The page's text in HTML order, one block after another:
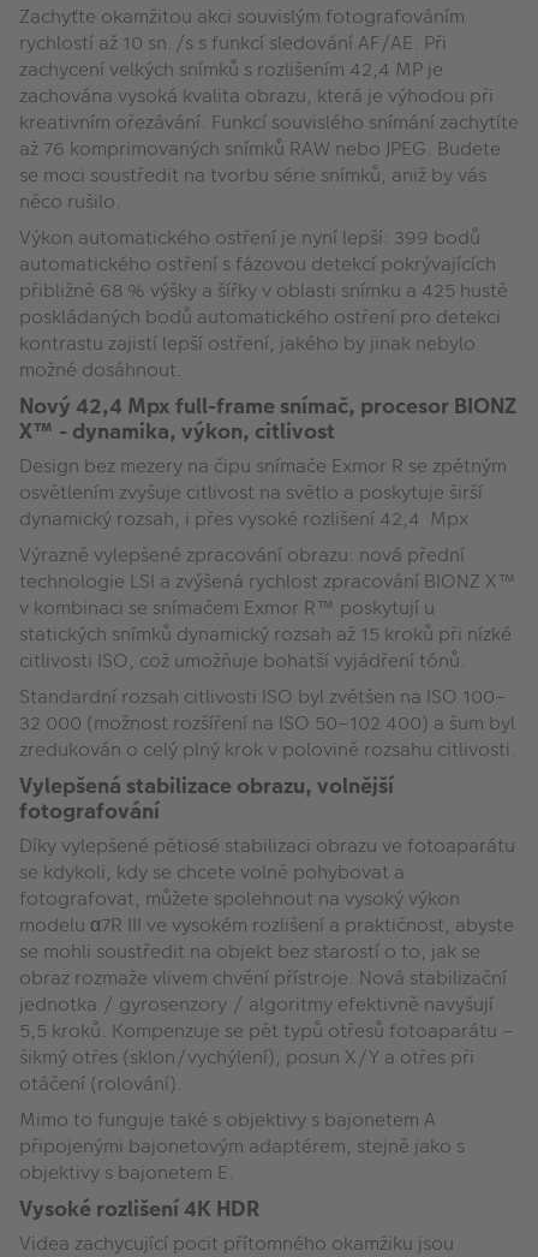
Zachyťte okamžitou akci souvislým fotografováním
rychlostí až 10 sn./s s funkcí sledování AF/AE. Při
zachycení velkých snímků s rozlišením 42,4 MP je
zachována vysoká kvalita obrazu, která je výhodou při
kreativním ořezávání. Funkcí souvislého snímání zachytíte
až 76 komprimovaných snímků RAW nebo JPEG. Budete
se moci soustředit na tvorbu série snímků, aniž by vás
něco rušilo.
Výkon automatického ostření je nyní lepší: 399 bodů
automatického ostření s fázovou detekcí pokrývajících
přibližně 68 % výšky a šířky v oblasti snímku a 425 hustě
poskládaných bodů automatického ostření pro detekci
kontrastu zajistí lepší ostření, jakého by jinak nebylo
možné dosáhnout.
Nový 42,4 Mpx full-frame snímač, procesor BIONZ
X™ - dynamika, výkon, citlivost
Design bez mezery na čipu snímače Exmor R se zpětným
osvětlením zvyšuje citlivost na světlo a poskytuje širší
dynamický rozsah, i přes vysoké rozlišení 42,4 Mpx
Výrazně vylepšené zpracování obrazu: nová přední
technologie LSI a zvýšená rychlost zpracování BIONZ X™
v kombinaci se snímačem Exmor R™ poskytují u
statických snímků dynamický rozsah až 15 kroků při nízké
citlivosti ISO, což umožňuje bohatší vyjádření tónů.
Standardní rozsah citlivosti ISO byl zvětšen na ISO 100–
32 000 (možnost rozšíření na ISO 50–102 400) a šum byl
zredukován o celý plný krok v polovině rozsahu citlivosti.
Vylepšená stabilizace obrazu, volnější
fotografování
Díky vylepšené pětiosé stabilizaci obrazu ve fotoaparátu
se kdykoli, kdy se chcete volně pohybovat a
fotografovat, můžete spolehnout na vysoký výkon
modelu α7R III ve vysokém rozlišení a praktičnost, abyste
se mohli soustředit na objekt bez starostí o to, jak se
obraz rozmaže vlivem chvění přístroje. Nová stabilizační
jednotka / gyrosenzory / algoritmy efektivně navyšují
5,5 kroků. Kompenzuje se pět typů otřesů fotoaparátu –
šikmý otřes (sklon/vychýlení), posun X/Y a otřes při
otáčení (rolování).
Mimo to funguje také s objektivy s bajonetem A
připojenými bajonetovým adaptérem, stejně jako s
objektivy s bajonetem E.
Vysoké rozlišení 4K HDR
Videa zachycující pocit přítomného okamžiku jsou